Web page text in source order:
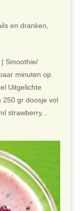
en dranken
Smoothie/
minuten op
Uitgelichte
250 gr doosje vol
strawberry...